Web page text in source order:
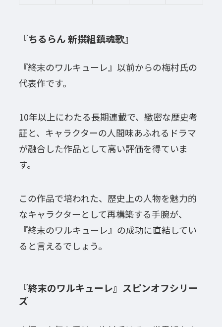
『ちるらん 新撰組鎮魂歌』
『終末のワルキューレ』以前からの梅村氏の
代表作です。
10年以上にわたる長期連載で、緻密な歴史考
証と、キャラクターの人間味あふれるドラマ
が融合した作品として高い評価を得ていま
す。
この作品で培われた、歴史上の人物を魅力的
なキャラクターとして再構築する手腕が、
『終末のワルキューレ』の成功に直結してい
ると言えるでしょう。
『終末のワルキューレ』スピンオフシリー
ズ